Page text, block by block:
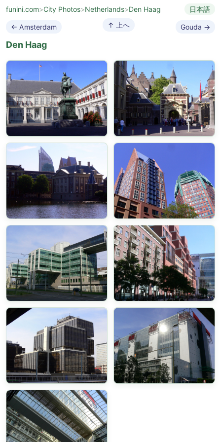
funini.com>City Photos>Netherlands>Den Haag 日本語
← Amsterdam ↑ 上へ Gouda →
Den Haag